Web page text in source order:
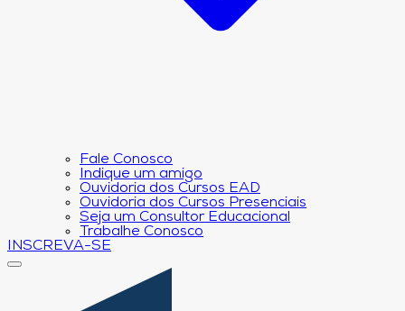
Fale Conosco
Indique um amigo
Ouvidoria dos Cursos EAD
Ouvidoria dos Cursos Presenciais
Seja um Consultor Educacional
Trabalhe Conosco
INSCREVA-SE